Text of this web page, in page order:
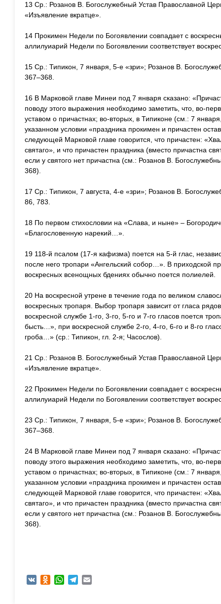
13 Ср.: Розанов В. Богослужебный Устав Православной
«Изъявление вкратце».
14 Прокимен Недели по Богоявлении совпадает с
аллилуиарий Недели по Богоявлении соответствует
15 Ср.: Типикон, 7 января, 5-е «зри»; Розанов В.
367–368.
16 В Марковой главе Минеи под 7 января сказано:
поводу этого выражения необходимо заметить, что, во-
уставом о причастнах; во-вторых, в Типиконе (см.: 7
указанном условии «праздника прокимен и причастен
следующей Марковой главе говорится, что причастен:
святаго», и что причастен праздника (вместо причастна
если у святого нет причастна (см.: Розанов В.
368).
17 Ср.: Типикон, 7 августа, 4-е «зри»; Розанов В.
86, 783.
18 По первом стихословии на «Слава, и ныне» –
«Благословенную нарекий…».
19 118-й псалом (17-я кафизма) поется на 5-й глас,
после него тропари «Ангельский собор…». В приходской
воскресных всенощных бдениях обычно поется полиелей.
20 На воскресной утрене в течение года по великом
воскресных тропаря. Выбор тропаря зависит от гласа
воскресной службе 1-го, 3-го, 5-го и 7-го гласов поется
бысть…», при воскресной службе 2-го, 4-го, 6-го и 8-го
гроба…» (ср.: Типикон, гл. 2-я; Часослов).
21 Ср.: Розанов В. Богослужебный Устав Православной
«Изъявление вкратце».
22 Прокимен Недели по Богоявлении совпадает с
аллилуиарий Недели по Богоявлении соответствует
23 Ср.: Типикон, 7 января, 5-е «зри»; Розанов В.
367–368.
24 В Марковой главе Минеи под 7 января сказано:
поводу этого выражения необходимо заметить, что, во-
уставом о причастнах; во-вторых, в Типиконе (см.: 7
указанном условии «праздника прокимен и причастен
следующей Марковой главе говорится, что причастен:
святаго», и что причастен праздника (вместо причастна
если у святого нет причастна (см.: Розанов В.
368).
VK Odnoklassniki
WhatsAppTelegram